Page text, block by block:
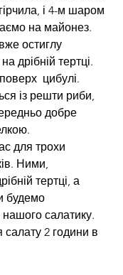
і 4-м шаром
на майонез.
остиглу
дрібній тертці.
цибулі.
із решти риби,
добре
для трохи
Ними,
тертці, а
будемо
салатику.
салату 2 години в